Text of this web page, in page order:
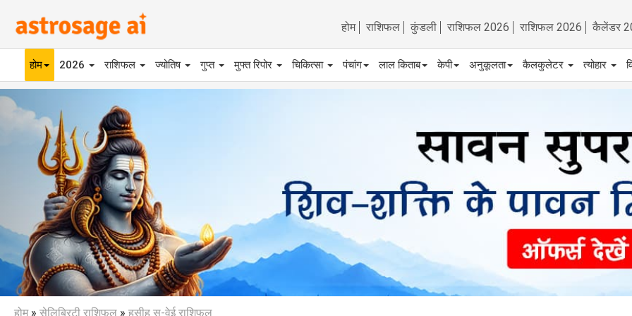
होम राशिफल कुंडली राशिफल 2026 राशिफल 2026 कैलेंडर
होम 2026 राशिफल ज्योतिष गुप्त मुफ्त रिपोर चिकित्सा पंचांग लाल किताब केपी अनुकूलता कैलकुलेटर त्योहार
Previous
होम» सेलिब्रिटी राशिफल » हसीह सु-वेई राशिफल